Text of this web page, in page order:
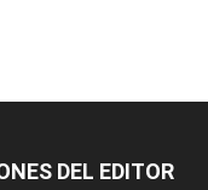
DEL EDITOR